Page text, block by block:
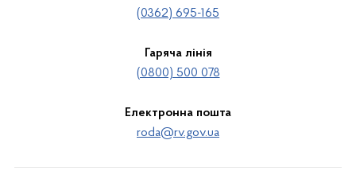
(0362) 695-165
Гаряча лінія
(0800) 500 078
Електронна пошта
roda@rv.gov.ua